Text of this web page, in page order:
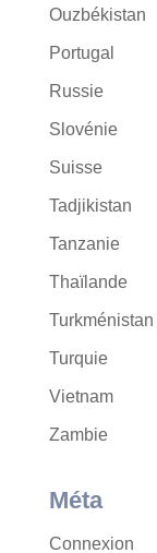
Ouzbékistan
Portugal
Russie
Slovénie
Suisse
Tadjikistan
Tanzanie
Thaïlande
Turkménistan
Turquie
Vietnam
Zambie
Méta
Connexion